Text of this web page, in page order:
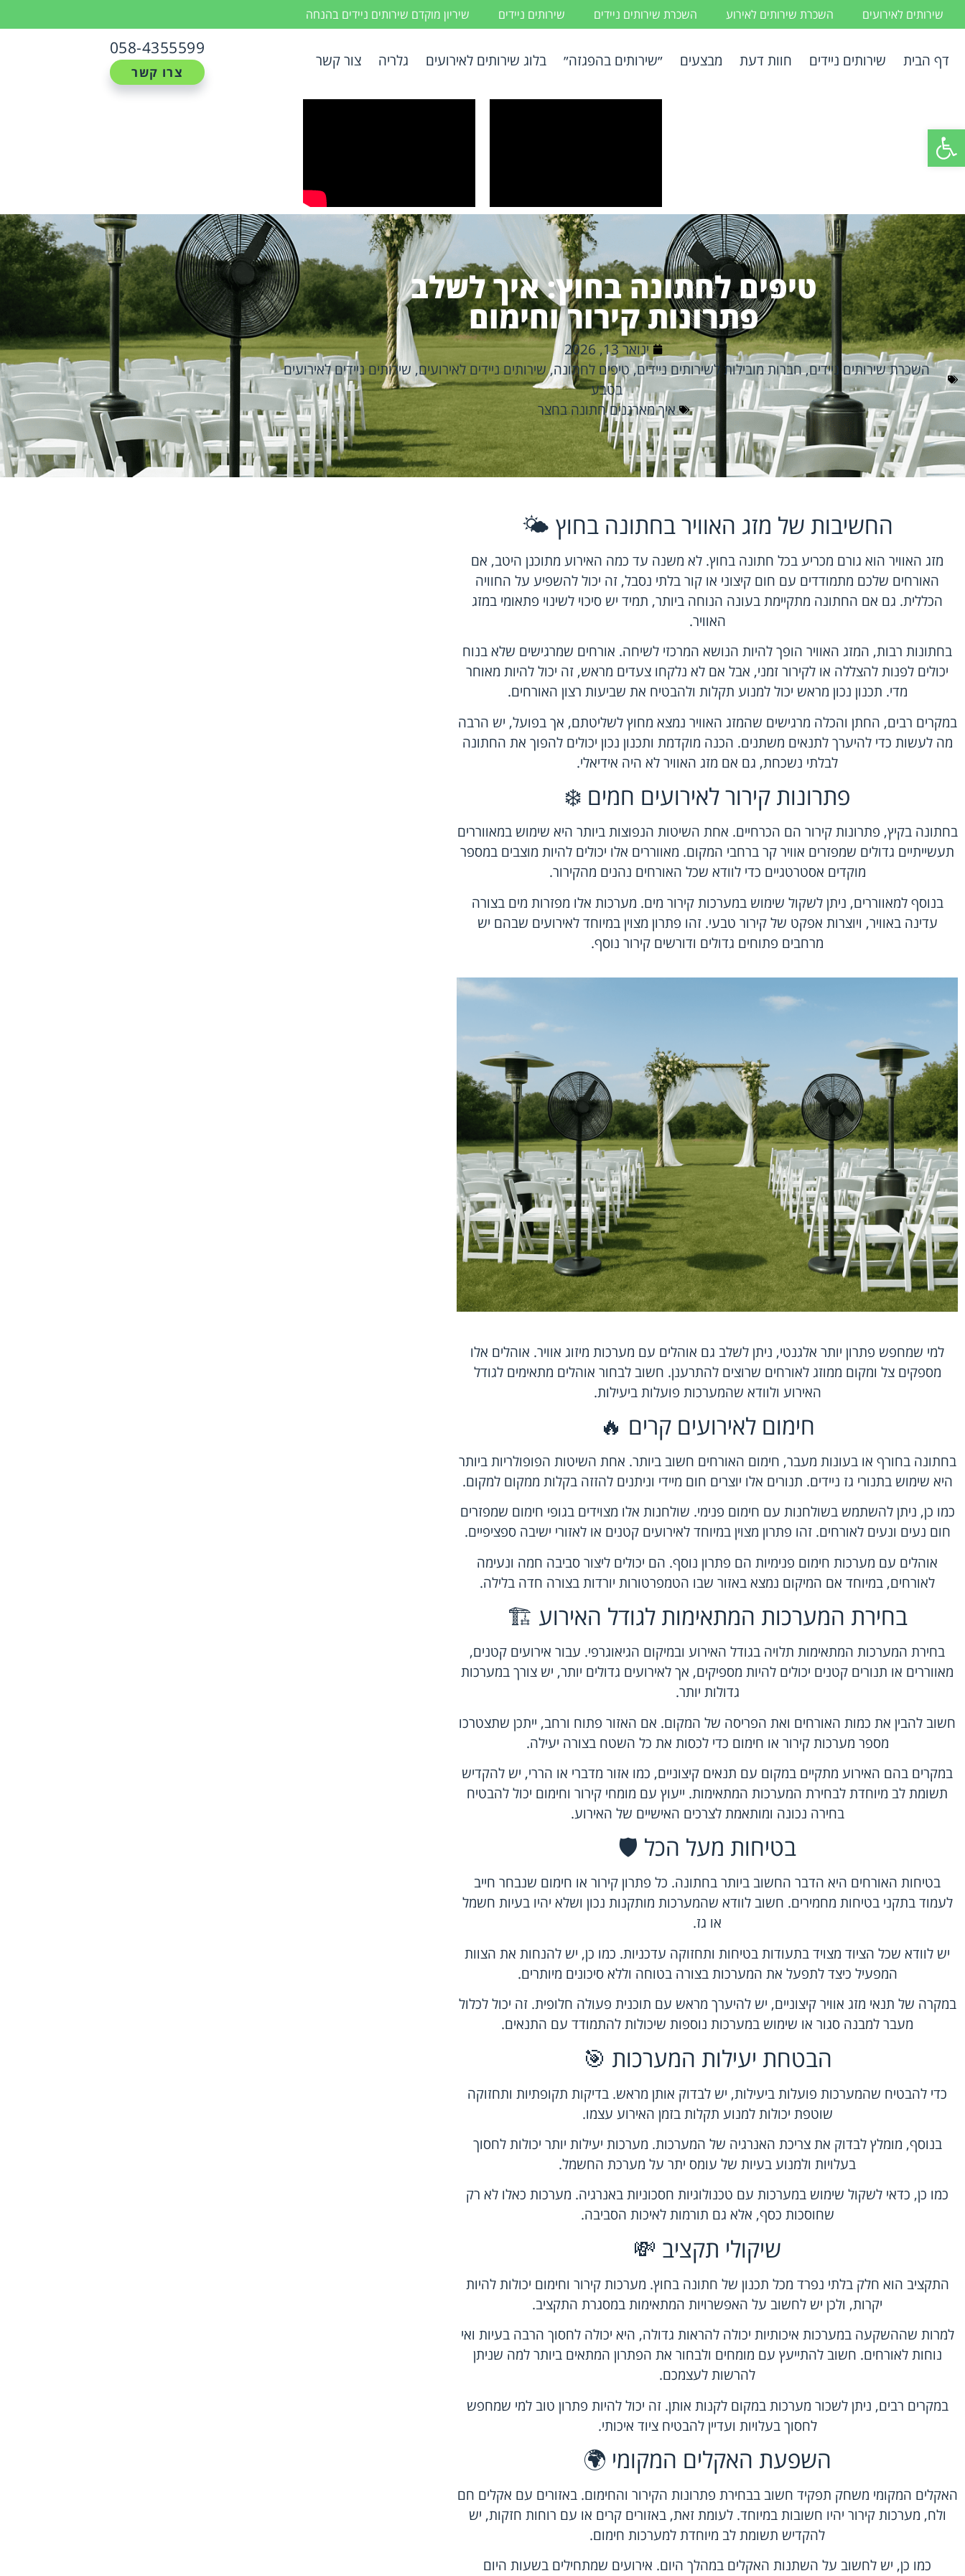
פתח סרגל נגישות
שירותים לאירועים השכרת שירותים לאירוע השכרת שירותים ניידים שירותים ניידים שיריון מוקדם שירותים ניידים בהנחה
דף הבית שירותים ניידים חוות דעת מבצעים ״שירותים בהפגזה״ בלוג שירותים לאירועים גלריה צור קשר
058-4355599
צרו קשר
טיפים לחתונה בחוץ: איך לשלב
פתרונות קירור וחימום
ינואר 13, 2026
השכרת שירותים ניידים,חברות מובילות לשירותים ניידים,טיפים לחתונה,שירותים ניידים לאירועים, שירותים ניידים לאירועים
בטבע
איך מארגנים חתונה בחצר
החשיבות של מזג האוויר בחתונה בחוץ 🌤️
מזג האוויר הוא גורם מכריע בכל חתונה בחוץ. לא משנה עד כמה האירוע מתוכנן היטב, אם
האורחים שלכם מתמודדים עם חום קיצוני או קור בלתי נסבל, זה יכול להשפיע על החוויה
הכללית. גם אם החתונה מתקיימת בעונה הנוחה ביותר, תמיד יש סיכוי לשינוי פתאומי במזג
האוויר.
בחתונות רבות, המזג האוויר הופך להיות הנושא המרכזי לשיחה. אורחים שמרגישים שלא בנוח
יכולים לפנות להצללה או לקירור זמני, אבל אם לא נלקחו צעדים מראש, זה יכול להיות מאוחר
מדי. תכנון נכון מראש יכול למנוע תקלות ולהבטיח את שביעות רצון האורחים.
במקרים רבים, החתן והכלה מרגישים שהמזג האוויר נמצא מחוץ לשליטתם, אך בפועל, יש הרבה
מה לעשות כדי להיערך לתנאים משתנים. הכנה מוקדמת ותכנון נכון יכולים להפוך את החתונה
לבלתי נשכחת, גם אם מזג האוויר לא היה אידיאלי.
פתרונות קירור לאירועים חמים ❄️
בחתונה בקיץ, פתרונות קירור הם הכרחיים. אחת השיטות הנפוצות ביותר היא שימוש במאווררים
תעשייתיים גדולים שמפזרים אוויר קר ברחבי המקום. מאווררים אלו יכולים להיות מוצבים במספר
מוקדים אסטרטגיים כדי לוודא שכל האורחים נהנים מהקירור.
בנוסף למאווררים, ניתן לשקול שימוש במערכות קירור מים. מערכות אלו מפזרות מים בצורה
עדינה באוויר, ויוצרות אפקט של קירור טבעי. זהו פתרון מצוין במיוחד לאירועים שבהם יש
מרחבים פתוחים גדולים ודורשים קירור נוסף.
למי שמחפש פתרון יותר אלגנטי, ניתן לשלב גם אוהלים עם מערכות מיזוג אוויר. אוהלים אלו
מספקים צל ומקום ממוזג לאורחים שרוצים להתרענן. חשוב לבחור אוהלים מתאימים לגודל
האירוע ולוודא שהמערכות פועלות ביעילות.
חימום לאירועים קרים 🔥
בחתונה בחורף או בעונות מעבר, חימום האורחים חשוב ביותר. אחת השיטות הפופולריות ביותר
היא שימוש בתנורי גז ניידים. תנורים אלו יוצרים חום מיידי וניתנים להזזה בקלות ממקום למקום.
כמו כן, ניתן להשתמש בשולחנות עם חימום פנימי. שולחנות אלו מצוידים בגופי חימום שמפזרים
חום נעים ונעים לאורחים. זהו פתרון מצוין במיוחד לאירועים קטנים או לאזורי ישיבה ספציפיים.
אוהלים עם מערכות חימום פנימיות הם פתרון נוסף. הם יכולים ליצור סביבה חמה ונעימה
לאורחים, במיוחד אם המיקום נמצא באזור שבו הטמפרטורות יורדות בצורה חדה בלילה.
בחירת המערכות המתאימות לגודל האירוע 🏗️
בחירת המערכות המתאימות תלויה בגודל האירוע ובמיקום הגיאוגרפי. עבור אירועים קטנים,
מאווררים או תנורים קטנים יכולים להיות מספיקים, אך לאירועים גדולים יותר, יש צורך במערכות
גדולות יותר.
חשוב להבין את כמות האורחים ואת הפריסה של המקום. אם האזור פתוח ורחב, ייתכן שתצטרכו
מספר מערכות קירור או חימום כדי לכסות את כל השטח בצורה יעילה.
במקרים בהם האירוע מתקיים במקום עם תנאים קיצוניים, כמו אזור מדברי או הררי, יש להקדיש
תשומת לב מיוחדת לבחירת המערכות המתאימות. ייעוץ עם מומחי קירור וחימום יכול להבטיח
בחירה נכונה ומותאמת לצרכים האישיים של האירוע.
בטיחות מעל הכל 🛡️
בטיחות האורחים היא הדבר החשוב ביותר בחתונה. כל פתרון קירור או חימום שנבחר חייב
לעמוד בתקני בטיחות מחמירים. חשוב לוודא שהמערכות מותקנות נכון ושלא יהיו בעיות חשמל
או גז.
יש לוודא שכל הציוד מצויד בתעודות בטיחות ותחזוקה עדכניות. כמו כן, יש להנחות את הצוות
המפעיל כיצד לתפעל את המערכות בצורה בטוחה וללא סיכונים מיותרים.
במקרה של תנאי מזג אוויר קיצוניים, יש להיערך מראש עם תוכנית פעולה חלופית. זה יכול לכלול
מעבר למבנה סגור או שימוש במערכות נוספות שיכולות להתמודד עם התנאים.
הבטחת יעילות המערכות 🎯
כדי להבטיח שהמערכות פועלות ביעילות, יש לבדוק אותן מראש. בדיקות תקופתיות ותחזוקה
שוטפת יכולות למנוע תקלות בזמן האירוע עצמו.
בנוסף, מומלץ לבדוק את צריכת האנרגיה של המערכות. מערכות יעילות יותר יכולות לחסוך
בעלויות ולמנוע בעיות של עומס יתר על מערכת החשמל.
כמו כן, כדאי לשקול שימוש במערכות עם טכנולוגיות חסכוניות באנרגיה. מערכות כאלו לא רק
שחוסכות כסף, אלא גם תורמות לאיכות הסביבה.
שיקולי תקציב 💸
התקציב הוא חלק בלתי נפרד מכל תכנון של חתונה בחוץ. מערכות קירור וחימום יכולות להיות
יקרות, ולכן יש לחשוב על האפשרויות המתאימות במסגרת התקציב.
למרות שההשקעה במערכות איכותיות יכולה להראות גדולה, היא יכולה לחסוך הרבה בעיות ואי
נוחות לאורחים. חשוב להתייעץ עם מומחים ולבחור את הפתרון המתאים ביותר למה שניתן
להרשות לעצמכם.
במקרים רבים, ניתן לשכור מערכות במקום לקנות אותן. זה יכול להיות פתרון טוב למי שמחפש
לחסוך בעלויות ועדיין להבטיח ציוד איכותי.
השפעת האקלים המקומי 🌍
האקלים המקומי משחק תפקיד חשוב בבחירת פתרונות הקירור והחימום. באזורים עם אקלים חם
ולח, מערכות קירור יהיו חשובות במיוחד. לעומת זאת, באזורים קרים או עם רוחות חזקות, יש
להקדיש תשומת לב מיוחדת למערכות חימום.
כמו כן, יש לחשוב על השתנות האקלים במהלך היום. אירועים שמתחילים בשעות היום